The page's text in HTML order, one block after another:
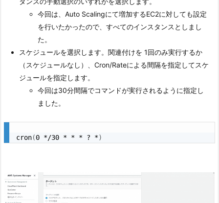
今回は、Auto Scalingにて増加するEC2に対しても設定
を行いたかったので、すべてのインスタンスとしまし
た。
スケジュールを選択します。関連付けを 1回のみ実行するか
（スケジュールなし）、Cron/Rateによる間隔を指定してスケ
ジュールを指定します。
今回は30分間隔でコマンドが実行されるように指定し
ました。
cron(0 */30 * * * ? *)